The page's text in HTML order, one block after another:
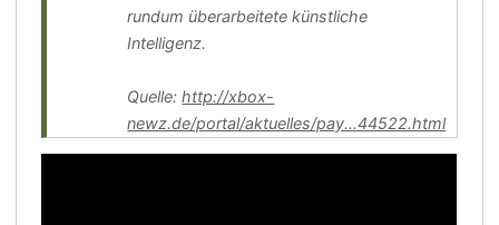
rundum überarbeitete künstliche
Intelligenz.
Quelle:http://xbox-
newz.de/portal/aktuelles/pay...44522.html